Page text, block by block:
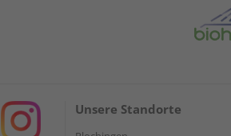
Unsere Standorte